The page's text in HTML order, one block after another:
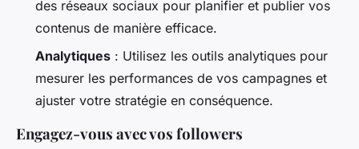
des réseaux sociaux pour planifier et publier vos
contenus de manière efficace.
Analytiques : Utilisez les outils analytiques pour
mesurer les performances de vos campagnes et
ajuster votre stratégie en conséquence.
Engagez-vous avec vos followers